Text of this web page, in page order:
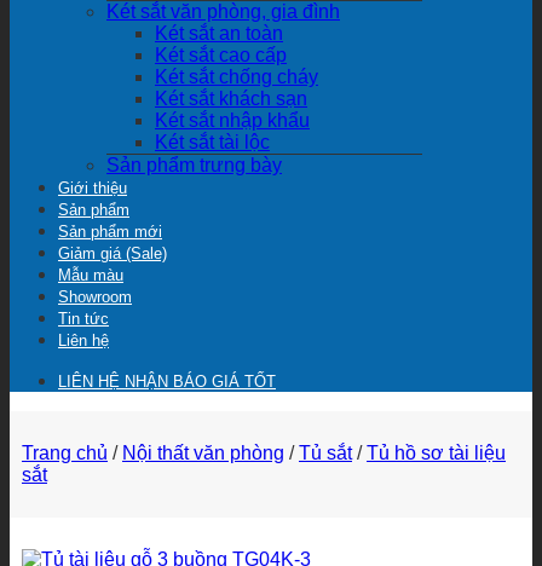
Két sắt văn phòng, gia đình
Két sắt an toàn
Két sắt cao cấp
Két sắt chống cháy
Két sắt khách sạn
Két sắt nhập khẩu
Két sắt tài lộc
Sản phẩm trưng bày
Giới thiệu
Sản phẩm
Sản phẩm mới
Giảm giá (Sale)
Mẫu màu
Showroom
Tin tức
Liên hệ
LIÊN HỆ NHẬN BÁO GIÁ TỐT
Trang chủ / Nội thất văn phòng / Tủ sắt / Tủ hồ sơ tài liệu
sắt